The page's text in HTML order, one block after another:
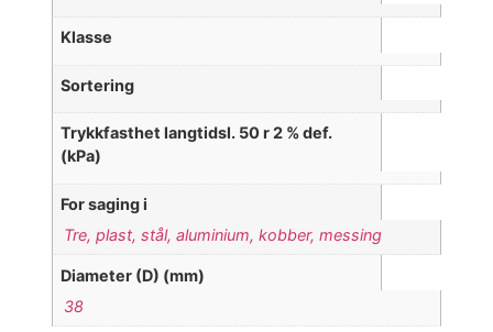
Klasse
Sortering
Trykkfasthet langtidsl. 50 r 2 % def.
(kPa)
For saging i
Tre, plast, stål, aluminium, kobber, messing
Diameter (D) (mm)
38